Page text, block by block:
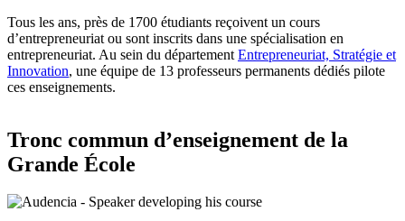
Tous les ans, près de 1700 étudiants reçoivent un cours
d’entrepreneuriat ou sont inscrits dans une spécialisation en
entrepreneuriat. Au sein du département Entrepreneuriat, Stratégie et
Innovation, une équipe de 13 professeurs permanents dédiés pilote
ces enseignements.
Tronc commun d’enseignement de la
Grande École